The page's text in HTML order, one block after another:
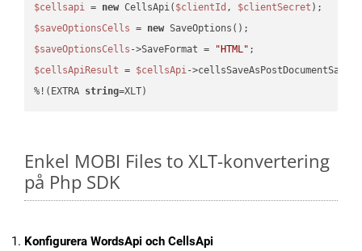
$cellsapi = new CellsApi( $clientId , $clientSecret
$saveOptionsCells = new
$saveOptionsCells ->SaveFormat = "HTML"
$cellsApiResult = $cellsApi-
%!(EXTRA string=XLT)
Enkel MOBI Files to XLT-konvertering
på Php SDK
Konfigurera WordsApi och CellsApi